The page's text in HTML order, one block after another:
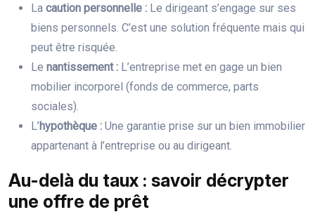
La caution personnelle : Le dirigeant s’engage sur ses
biens personnels. C’est une solution fréquente mais qui
peut être risquée.
Le nantissement : L’entreprise met en gage un bien
mobilier incorporel (fonds de commerce, parts
sociales).
L’hypothèque : Une garantie prise sur un bien immobilier
appartenant à l’entreprise ou au dirigeant.
Au-delà du taux : savoir décrypter
une offre de prêt